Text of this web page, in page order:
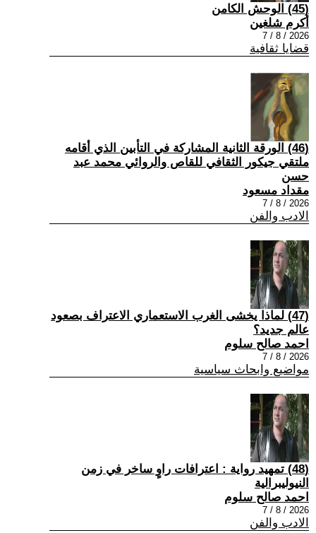
(45) الوحش الكامن
أكرم شلغين
2026 / 8 / 7
قضايا ثقافية
(46) الورقة الثانية المشاركة في التأبين الذي أقامه
ملتقي جيكور الثقافي للقاص والروائي محمد عبد
حسن
مقداد مسعود
2026 / 8 / 7
الادب والفن
(47) لماذا يخشى الغرب الاستعماري الاعتراف بصعود
عالم جديد؟
احمد صالح سلوم
2026 / 8 / 7
مواضيع وابحاث سياسية
(48) تمهيد رواية : اعترافات راوٍ ساخر في زمن
النيوليبرالية
احمد صالح سلوم
2026 / 8 / 7
الادب والفن